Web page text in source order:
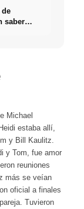
de
saber
Michael
estaba allí,
y Bill Kaulitz.
y Tom, fue amor
reuniones
más se veían
oficial a finales
Tuvieron